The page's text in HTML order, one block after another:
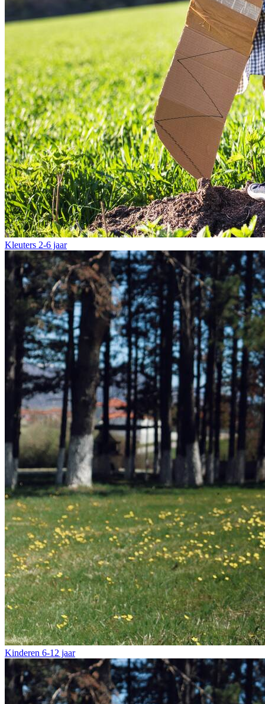
Kleuters 2-6 jaar
Kinderen 6-12 jaar